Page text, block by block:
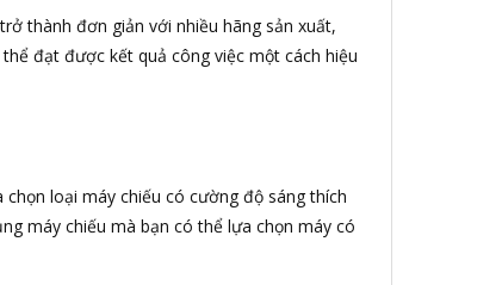
thành đơn giản với nhiều hãng sản xuất,
đạt được kết quả công việc một cách hiệu
loại máy chiếu có cường độ sáng thích
máy chiếu mà bạn có thể lựa chọn máy có